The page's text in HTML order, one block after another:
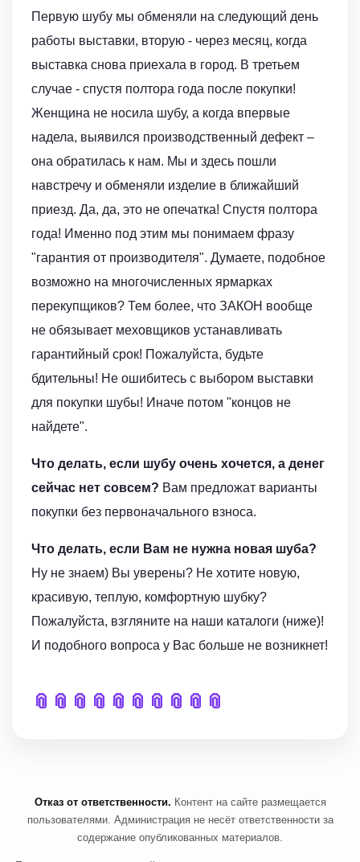
Первую шубу мы обменяли на следующий день
работы выставки, вторую - через месяц, когда
выставка снова приехала в город. В третьем
случае - спустя полтора года после покупки!
Женщина не носила шубу, а когда впервые
надела, выявился производственный дефект –
она обратилась к нам. Мы и здесь пошли
навстречу и обменяли изделие в ближайший
приезд. Да, да, это не опечатка! Спустя полтора
года! Именно под этим мы понимаем фразу
"гарантия от производителя". Думаете, подобное
возможно на многочисленных ярмарках
перекупщиков? Тем более, что ЗАКОН вообще
не обязывает меховщиков устанавливать
гарантийный срок! Пожалуйста, будьте
бдительны! Не ошибитесь с выбором выставки
для покупки шубы! Иначе потом "концов не
найдете".
Что делать, если шубу очень хочется, а денег
сейчас нет совсем? Вам предложат варианты
покупки без первоначального взноса.
Что делать, если Вам не нужна новая шуба?
Ну не знаем) Вы уверены? Не хотите новую,
красивую, теплую, комфортную шубку?
Пожалуйста, взгляните на наши каталоги (ниже)!
И подобного вопроса у Вас больше не возникнет!
📎 📎 📎 📎 📎 📎 📎 📎 📎 📎
Отказ от ответственности. Контент на сайте размещается
пользователями. Администрация не несёт ответственности за
содержание опубликованных материалов.